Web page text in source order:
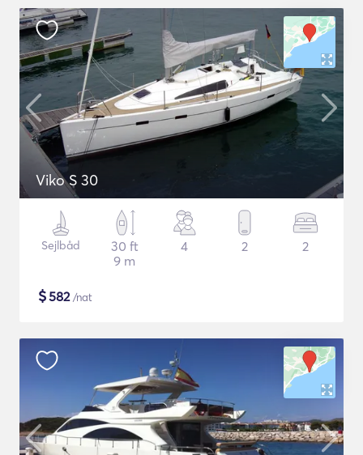
Viko S 30
Sejlbåd
30 ft
9 m
4 2 2
$582/nat